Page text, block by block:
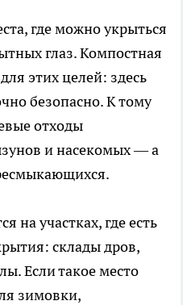
где можно укрыться
глаз. Компостная
этих целей: здесь
безопасно. К тому
отходы
и насекомых — а
на участках, где есть
склады дров,
Если такое место
зимовки,